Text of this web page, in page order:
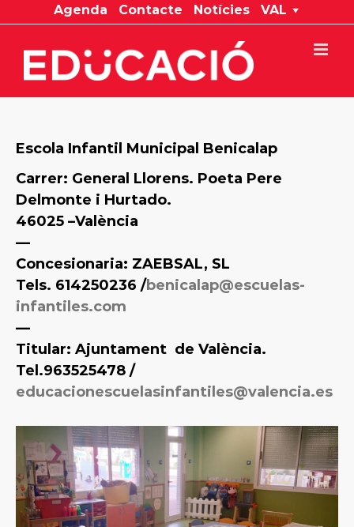
to
content
Agenda Contacte Notícies VAL
Escola Infantil Municipal Benicalap
Carrer: General Llorens. Poeta Pere
Delmonte i Hurtado.
46025 –València
—
Concesionaria: ZAEBSAL, SL
Tels. 614250236 /benicalap@escuelas-
infantiles.com
—
Titular: Ajuntament de València.
Tel.963525478 /
educacionescuelasinfantiles@valencia.es